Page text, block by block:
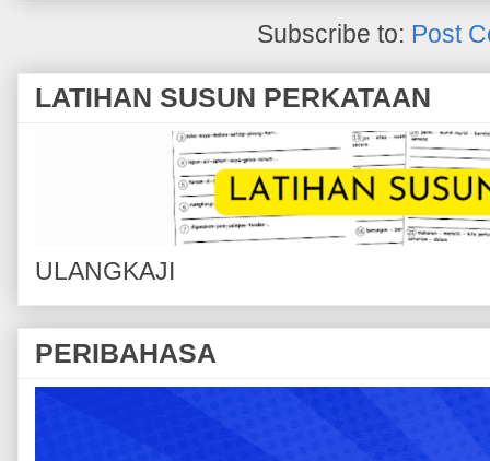
Subscribe to: Post
LATIHAN SUSUN PERKATAAN
ULANGKAJI
PERIBAHASA